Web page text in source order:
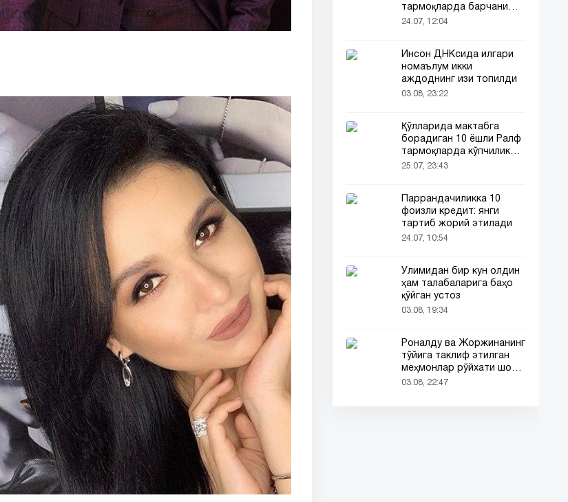
тармоқларда барчани
эътиборини тортди!
24.07, 12:04
Инсон ДНКсида илгари
номаълум икки
аждоднинг изи топилди
03.08, 23:22
Қўлларида мактабга
борадиган 10 ёшли Ралф
тармоқларда кўпчиликни
таъсирлантирди
25.07, 23:43
Паррандачиликка 10
фоизли кредит: янги
тартиб жорий этилади
24.07, 10:54
Ўлимидан бир кун олдин
ҳам талабаларига баҳо
қўйган устоз
03.08, 19:34
Роналду ва Жоржинанинг
тўйига таклиф этилган
меҳмонлар рўйхати шов-
шувда
03.08, 22:47